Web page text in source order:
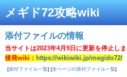
メギド72攻略wiki
添付ファイルの情報
当サイトは2023年4月9日に更新を停止しま
後発wiki： https://wikiwiki.jp/megido72/
[添付ファイル一覧] [全ページの添付ファイル一覧]